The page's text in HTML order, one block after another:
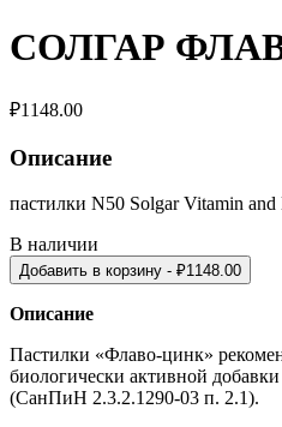
СОЛГАР
₽1148.00
Описание
пастилки N50 Solgar Vitamin and
В наличии
Добавить в корзину - ₽1148.00
Описание
Пастилки «Флаво-цинк»
биологически активной
(СанПиН 2.3.2.1290-03 п. 2.1).